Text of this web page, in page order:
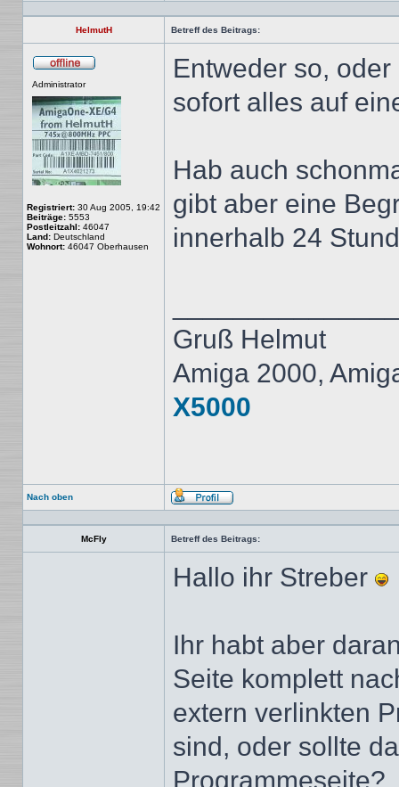
HelmutH Betreff des Beitrags:
Administrator
Registriert: 30 Aug 2005, 19:42
Beiträge: 5553
Postleitzahl: 46047
Land: Deutschland
Wohnort: 46047 Oberhausen
Entweder so,
sofort alles auf
Hab auch
gibt aber eine
innerhalb 24
Gruß Helmut
Amiga 2000,
X5000
Nach oben
Profil
McFly Betreff des Beitrags:
Hallo ihr Streber
Ihr habt aber
Seite komplett
extern verlinkten
sind, oder sollte
Programmeseite?